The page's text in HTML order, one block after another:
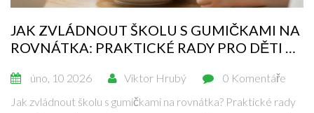
JAK ZVLÁDNOUT ŠKOLU S GUMIČKAMI NA
ROVNÁTKA: PRAKTICKÉ RADY PRO DĚTI A
úno, 10 2026 Viktor Hrubý
0 Komentáře
Jak zvládnout školu s gumičkami na rovnátka? Praktické rady